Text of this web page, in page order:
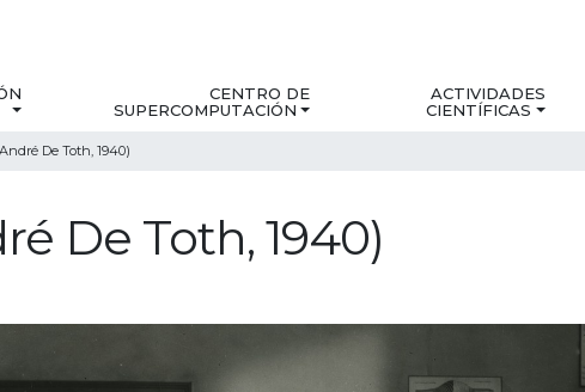
CENTRO DE
SUPERCOMPUTACIÓN
ACTIVIDADES
CIENTÍFICAS
De Toth, 1940)
De Toth, 1940)